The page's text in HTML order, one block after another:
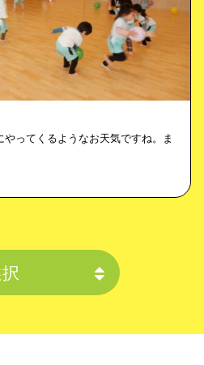
ってくるようなお天気ですね。ま